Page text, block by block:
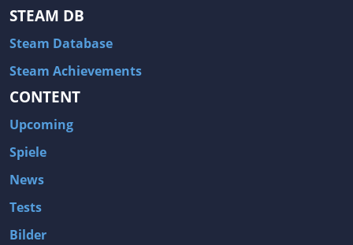
STEAM DB
Steam Database
Steam Achievements
CONTENT
Upcoming
Spiele
News
Tests
Bilder